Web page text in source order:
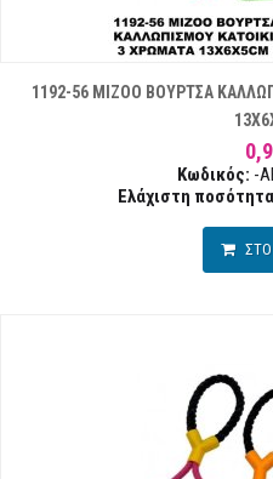
1192-56 MIZOO ΒΟΥΡΤΣΑ
Κωδικός: -
Ελάχιστη
ΣΤΟ